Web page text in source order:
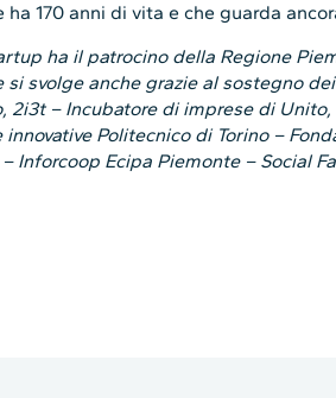
170 anni di vita e che guarda
ha il patrocino della Regione
si svolge anche grazie al sostegno
2i3t – Incubatore di imprese di
Politecnico di Torino –
Inforcoop Ecipa Piemonte – Social